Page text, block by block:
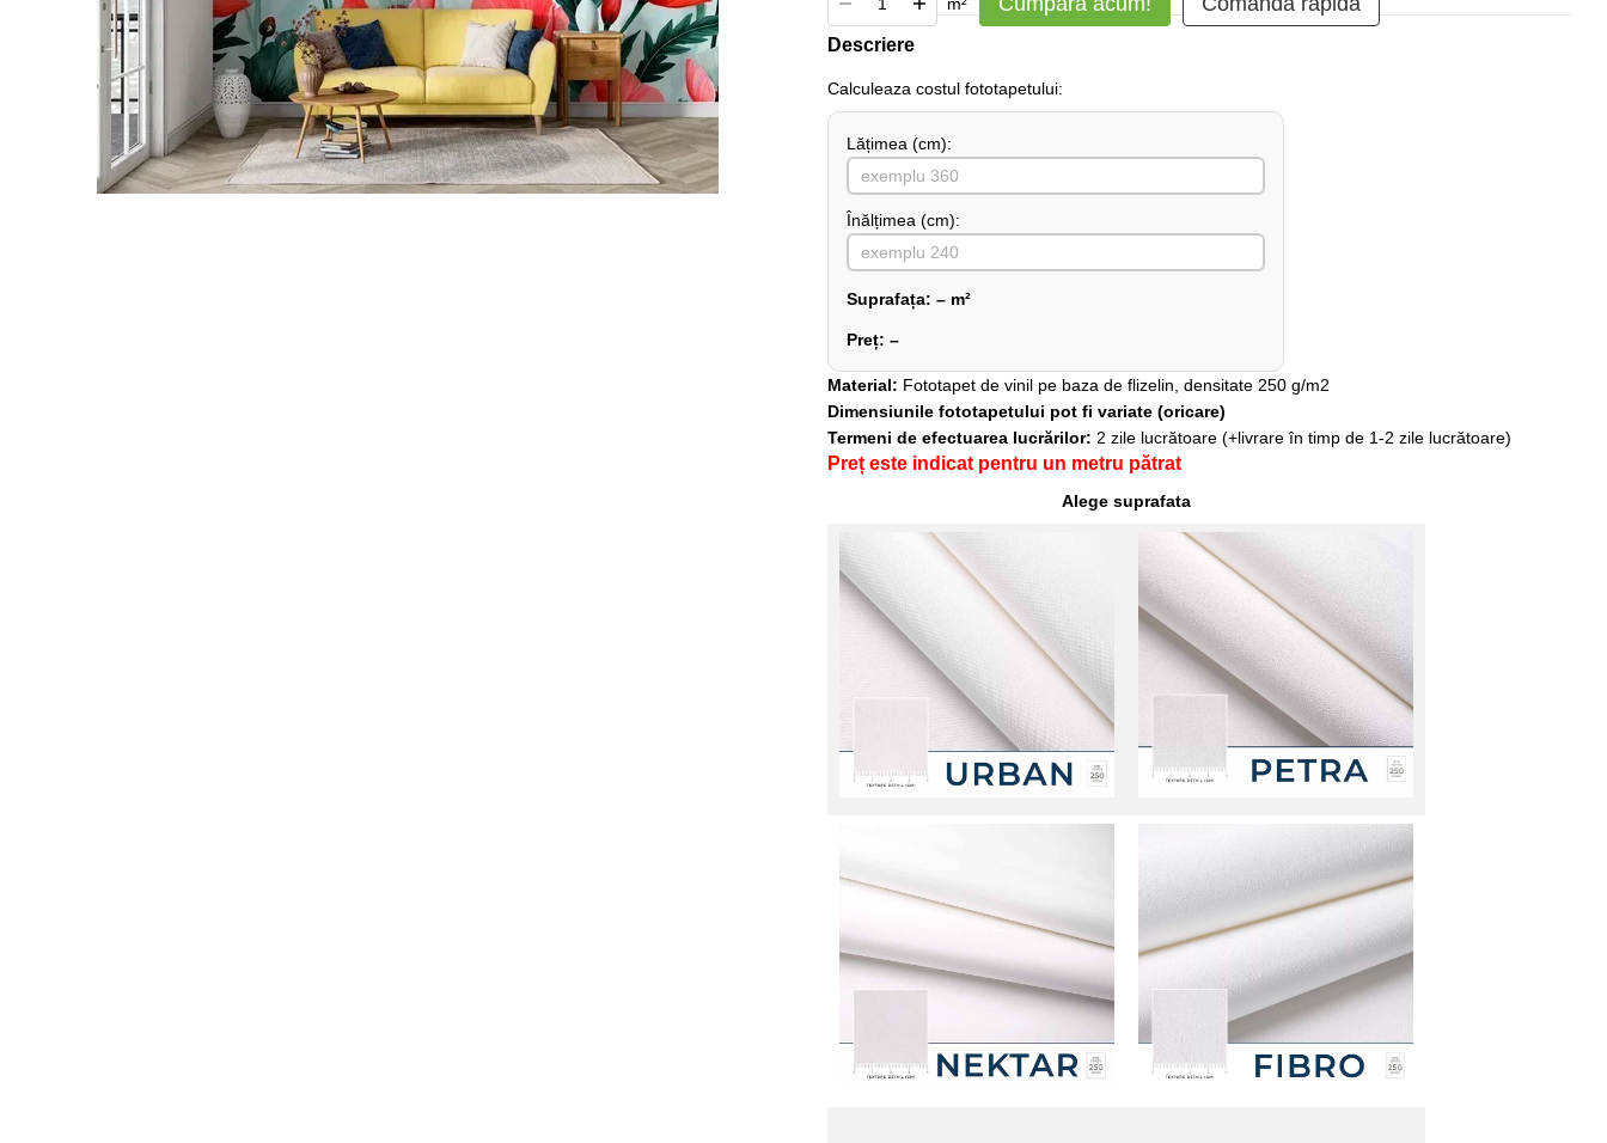
Descriere
Сalculeaza costul fototapetului:
Lățimea (сm):
Înălțimea (cm):
Suprafața: – m²
Preț: –
Material: Fototapet de vinil pe baza de flizelin, densitate 250 g/m2
Dimensiunile fototapetului pot fi variate (oricare)
Termeni de efectuarea lucrărilor: 2 zile lucrătoare (+livrare în timp de 1-2 zile lucrătoare)
Preț este indicat pentru un metru pătrat
Alege suprafata